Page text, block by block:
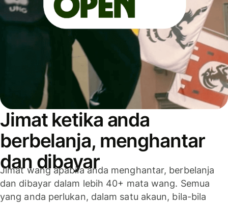
Jimat ketika anda
berbelanja, menghantar
dan dibayar
Jimat wang apabila anda menghantar, berbelanja
dan dibayar dalam lebih 40+ mata wang. Semua
yang anda perlukan, dalam satu akaun, bila-bila